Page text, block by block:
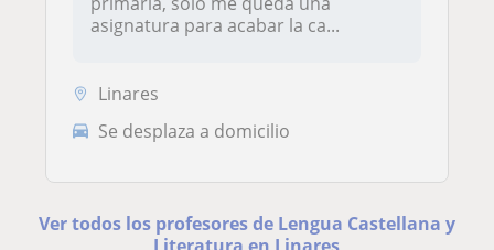
asignatura para acabar la ca...
Linares
Se desplaza a domicilio
Ver todos los profesores de Lengua Castellana y